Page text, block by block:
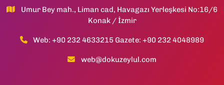
Umur Bey mah., Liman cad, Havagazı Yerleşkesi No:16/6
Konak / İzmir
Web: +90 232 4633215 Gazete: +90 232 4048989
web@dokuzeylul.com